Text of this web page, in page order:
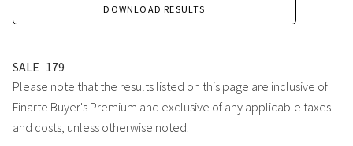
DOWNLOAD RESULTS
SALE 179
Please note that the results listed on this page are inclusive of
Finarte Buyer's Premium and exclusive of any applicable taxes
and costs, unless otherwise noted.